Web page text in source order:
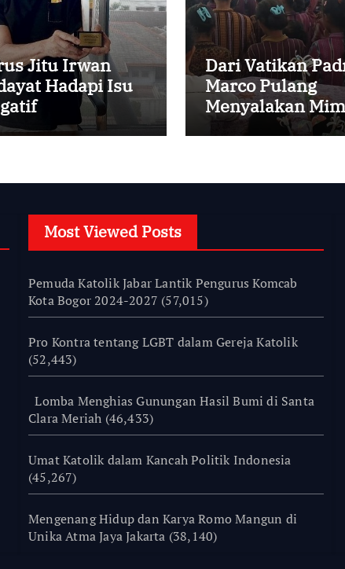
Jitu Irwan
Hadapi Isu
Dari Vatikan
Marco Pulang
Menyalakan
Anak-anak Desa
Most Viewed Posts
Pemuda Katolik Jabar Lantik Pengurus Komcab
Kota Bogor 2024-2027 (57,015)
Pro Kontra tentang LGBT dalam Gereja Katolik
(52,443)
Lomba Menghias Gunungan Hasil Bumi di Santa
Clara Meriah (46,433)
Umat Katolik dalam Kancah Politik Indonesia
(45,267)
Mengenang Hidup dan Karya Romo Mangun di
Unika Atma Jaya Jakarta (38,140)